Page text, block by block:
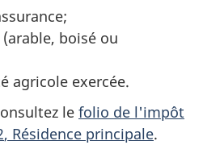
boisé ou
agricole exercée.
le folio de l'impôt
, Résidence principale.